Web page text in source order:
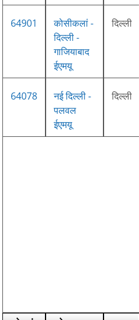
64901
कोसीकलां -
दिल्ली -
गाजियाबाद
ईएमयू
दिल्ली
64078
नई दिल्ली -
पलवल
ईएमयू
दिल्ली